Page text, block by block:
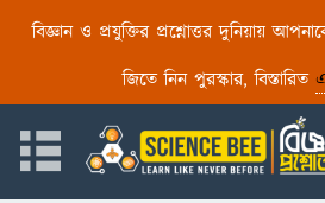
বিজ্ঞান ও প্রযুক্তির প্রশ্নোত্তর দুনিয়ায়
জিতে নিন পুরস্কার, বিস্তারিত